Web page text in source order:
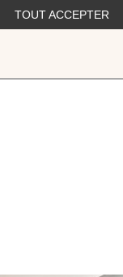
TOUT ACCEPTER